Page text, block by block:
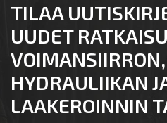
TILAA
UUDET
VOIMANSIIRRON,
HYDRAULIIKAN
LAAKEROINNIN